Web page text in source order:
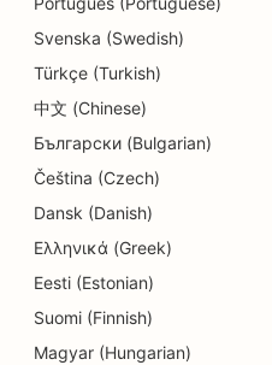
SEO dla usług dermabrazji
SEO dla sklepów z
SEO dla usług
SEO dla pralni
SEO dla elektryków
SEO dla endodontów
Svenska (Swedish)
Türkçe (Turkish)
中文 (Chinese)
Български (Bulgarian)
Čeština (Czech)
Dansk (Danish)
Ελληνικά (Greek)
Eesti (Estonian)
Suomi (Finnish)
Magyar (Hungarian)